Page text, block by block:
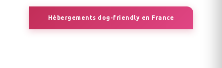
Hébergements dog-friendly en France